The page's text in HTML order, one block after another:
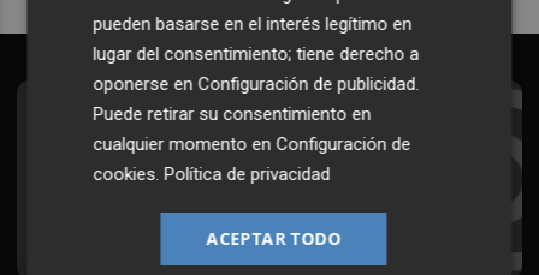
Suscríbete al Boletín
Todos los días a primera hora en tu email
pueden basarse en el interés legítimo en
lugar del consentimiento; tiene derecho a
oponerse enConfiguración de publicidad.
Puede retirar su consentimiento en
cualquier momento enConfiguración de
cookies.Política de privacidad
ACEPTAR TODO